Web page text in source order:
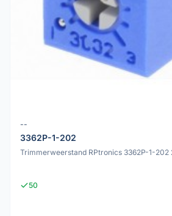
--
3362P-1-202
Trimmerweerstand RPtronics 3362P-1-202
50